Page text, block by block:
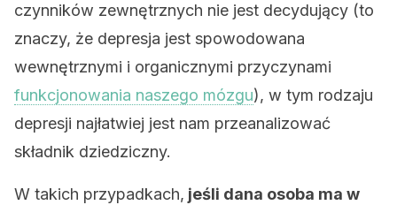
czynników zewnętrznych nie jest decydujący (to
znaczy, że depresja jest spowodowana
wewnętrznymi i organicznymi przyczynami
funkcjonowania naszego mózgu), w tym rodzaju
depresji najłatwiej jest nam przeanalizować
składnik dziedziczny.
W takich przypadkach, jeśli dana osoba ma w